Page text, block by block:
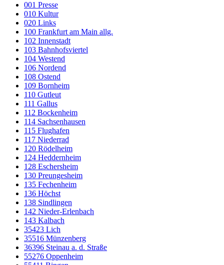
001 Presse
010 Kultur
020 Links
100 Frankfurt am Main allg.
102 Innenstadt
103 Bahnhofsviertel
104 Westend
106 Nordend
108 Ostend
109 Bornheim
110 Gutleut
111 Gallus
112 Bockenheim
114 Sachsenhausen
115 Flughafen
117 Niederrad
120 Rödelheim
124 Heddernheim
128 Eschersheim
130 Preungesheim
135 Fechenheim
136 Höchst
138 Sindlingen
142 Nieder-Erlenbach
143 Kalbach
35423 Lich
35516 Münzenberg
36396 Steinau a. d. Straße
55276 Oppenheim